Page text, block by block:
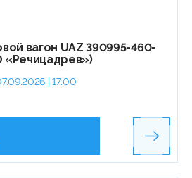
вагон UAZ 390995-460-
«Речицадрев»)
| 17:00